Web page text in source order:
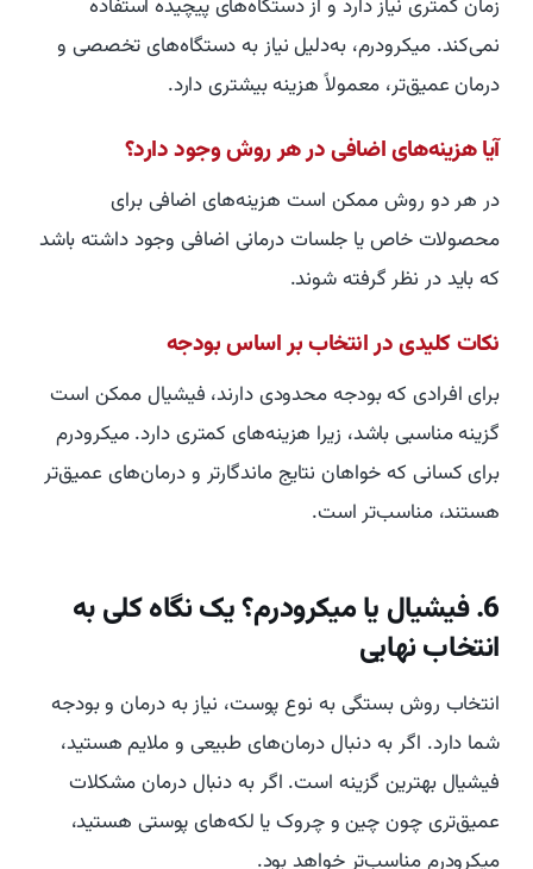
زمان کمتری نیاز دارد و از دستگاه‌های پیچیده استفاده
نمی‌کند. میکرودرم، به‌دلیل نیاز به دستگاه‌های تخصصی و
درمان عمیق‌تر، معمولاً هزینه بیشتری دارد.
آیا هزینه‌های اضافی در هر روش وجود دارد؟
در هر دو روش ممکن است هزینه‌های اضافی برای
محصولات خاص یا جلسات درمانی اضافی وجود داشته باشد
که باید در نظر گرفته شوند.
نکات کلیدی در انتخاب بر اساس بودجه
برای افرادی که بودجه محدودی دارند، فیشیال ممکن است
گزینه مناسبی باشد، زیرا هزینه‌های کمتری دارد. میکرودرم
برای کسانی که خواهان نتایج ماندگارتر و درمان‌های عمیق‌تر
هستند، مناسب‌تر است.
6. فیشیال یا میکرودرم؟ یک نگاه کلی به
انتخاب نهایی
انتخاب روش بستگی به نوع پوست، نیاز به درمان و بودجه
شما دارد. اگر به دنبال درمان‌های طبیعی و ملایم هستید،
فیشیال بهترین گزینه است. اگر به دنبال درمان مشکلات
عمیق‌تری چون چین و چروک یا لکه‌های پوستی هستید،
میکرودرم مناسب‌تر خواهد بود.